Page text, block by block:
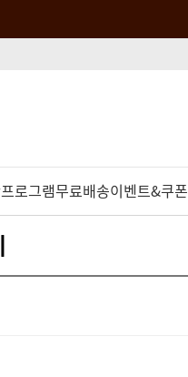
로그램무료배송이벤트&쿠폰